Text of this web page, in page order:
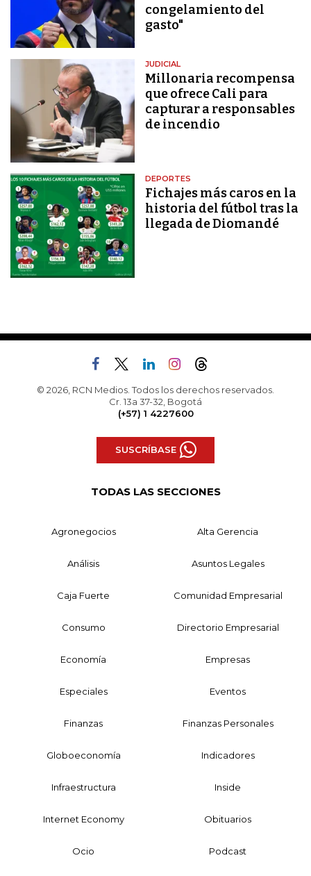
congelamiento del
gasto"
JUDICIAL
Millonaria recompensa
que ofrece Cali para
capturar a responsables
de incendio
DEPORTES
Fichajes más caros en la
historia del fútbol tras la
llegada de Diomandé
© 2026, RCN Medios. Todos los derechos reservados.
Cr. 13a 37-32, Bogotá
(+57) 1 4227600
SUSCRÍBASE
TODAS LAS SECCIONES
Agronegocios Alta Gerencia
Análisis Asuntos Legales
Caja Fuerte Comunidad Empresarial
Consumo Directorio Empresarial
Economía Empresas
Especiales Eventos
Finanzas Finanzas Personales
Globoeconomía Indicadores
Infraestructura Inside
Internet Economy Obituarios
Ocio Podcast